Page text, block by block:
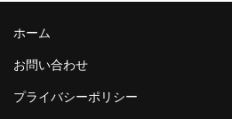
ホーム
お問い合わせ
プライバシーポリシー